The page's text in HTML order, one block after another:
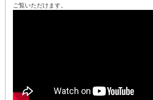
ご覧いただけます。